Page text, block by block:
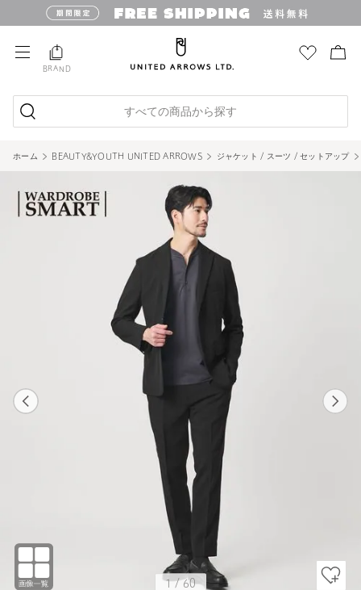
BRAND
すべての商品から探す
ホーム BEAUTY&YOUTH UNITED ARROWS ジャケット / スーツ / セットアップ
1/ 60
BLACK
60